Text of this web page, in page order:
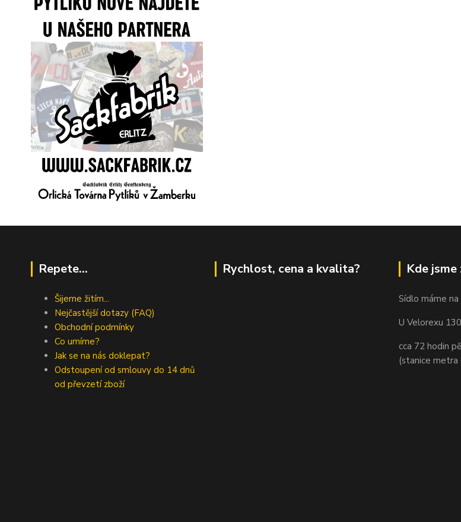
Repete...
Šijeme žitím...
Nejčastější dotazy (FAQ)
Obchodní podmínky
Co umíme?
Jak se na nás doklepat?
Odstoupení od smlouvy do 14 dnů
od převzetí zboží
Rychlost, cena a kvalita? Kde jsme
Sídlo máme na
U Velorexu
cca 72 hodin
(stanice metra